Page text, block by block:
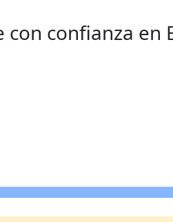
confianza en